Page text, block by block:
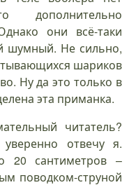
дополнительно
они всё-таки
шумный. Не сильно,
шариков
Ну да это только в
эта приманка.
читатель?
отвечу я.
20 сантиметров –
поводком-струной